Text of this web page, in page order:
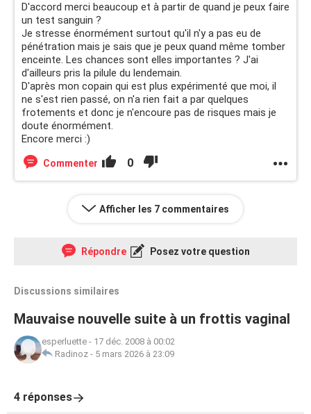
D'accord merci beaucoup et à partir de quand je peux faire
un test sanguin ?
Je stresse énormément surtout qu'il n'y a pas eu de
pénétration mais je sais que je peux quand même tomber
enceinte. Les chances sont elles importantes ? J'ai
d'ailleurs pris la pilule du lendemain.
D'après mon copain qui est plus expérimenté que moi, il
ne s'est rien passé, on n'a rien fait a par quelques
frotements et donc je n'encoure pas de risques mais je
doute énormément.
Encore merci :)
Commenter 0
Afficher les 7 commentaires
Répondre Posez votre question
Discussions similaires
Mauvaise nouvelle suite à un frottis vaginal
esperluette - 17 déc. 2008 à 00:02
Radinoz - 5 mars 2026 à 23:09
4 réponses